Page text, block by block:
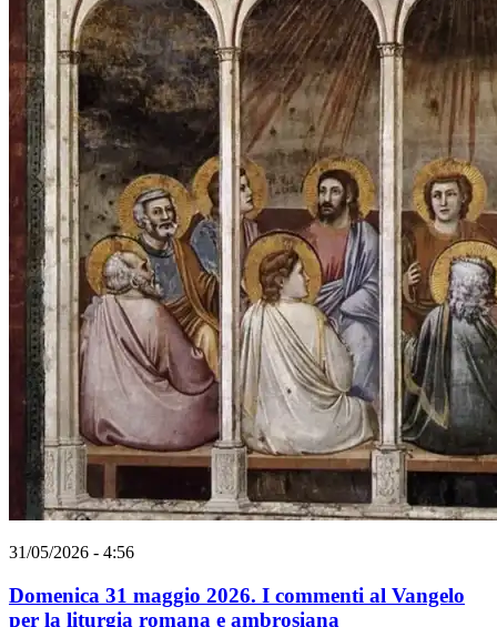
31/05/2026 - 4:56
Domenica 31 maggio 2026. I commenti al Vangelo
per la liturgia romana e ambrosiana